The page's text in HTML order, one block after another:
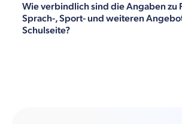
Wie verbindlich sind die Angaben zu
Sprach-, Sport- und weiteren
Schulseite?